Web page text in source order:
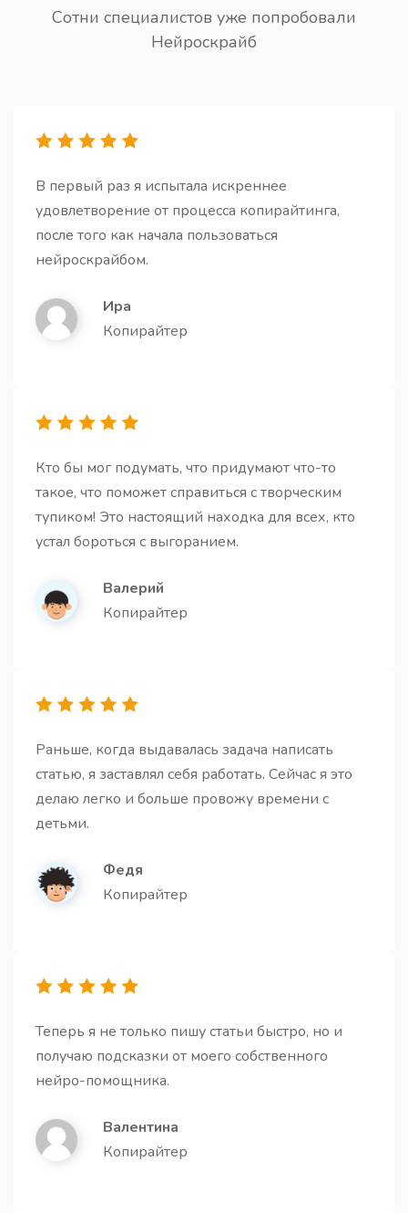
Сотни специалистов уже попробовали
Нейроскрайб
В первый раз я испытала искреннее
удовлетворение от процесса копирайтинга,
после того как начала пользоваться
нейроскрайбом.
Ира
Копирайтер
Кто бы мог подумать, что придумают что-то
такое, что поможет справиться с творческим
тупиком! Это настоящий находка для всех, кто
устал бороться с выгоранием.
Валерий
Копирайтер
Раньше, когда выдавалась задача написать
статью, я заставлял себя работать. Сейчас я это
делаю легко и больше провожу времени с
детьми.
Федя
Копирайтер
Теперь я не только пишу статьи быстро, но и
получаю подсказки от моего собственного
нейро-помощника.
Валентина
Копирайтер